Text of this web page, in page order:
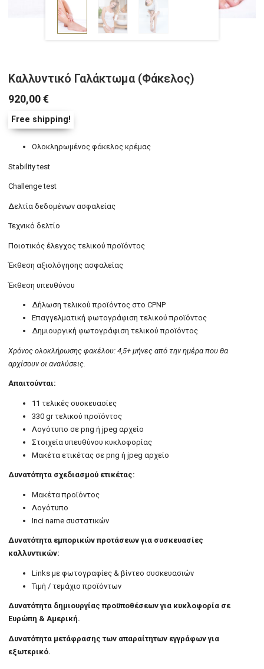
Καλλυντικό Γαλάκτωμα (Φάκελος)
920,00€
Free shipping!
Ολοκληρωμένος φάκελος κρέμας
Stability test
Challenge test
Δελτία δεδομένων ασφαλείας
Τεχνικό δελτίο
Ποιοτικός έλεγχος τελικού προϊόντος
Έκθεση αξιολόγησης ασφαλείας
Έκθεση υπευθύνου
Δήλωση τελικού προϊόντος στο CPNP
Επαγγελματική φωτογράφιση τελικού προϊόντος
Δημιουργική φωτογράφιση τελικού προϊόντος
Χρόνος ολοκλήρωσης φακέλου: 4,5+ μήνες από την ημέρα που θα
αρχίσουν οι αναλύσεις.
Απαιτούνται:
11 τελικές συσκευασίες
330 gr τελικού προϊόντος
Λογότυπο σε png ή jpeg αρχείο
Στοιχεία υπευθύνου κυκλοφορίας
Μακέτα ετικέτας σε png ή jpeg αρχείο
Δυνατότητα σχεδιασμού ετικέτας:
Μακέτα προϊόντος
Λογότυπο
Ιnci name συστατικών
Δυνατότητα εμπορικών προτάσεων για συσκευασίες
καλλυντικών:
Links με φωτογραφίες & βίντεο συσκευασιών
Τιμή / τεμάχιο προϊόντων
Δυνατότητα δημιουργίας προϋποθέσεων για κυκλοφορία σε
Ευρώπη & Αμερική.
Δυνατότητα μετάφρασης των απαραίτητων εγγράφων για
εξωτερικό.